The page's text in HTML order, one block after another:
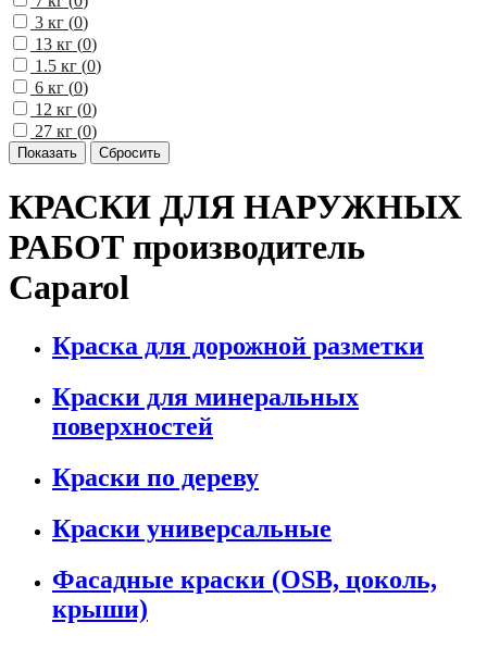
3 кг (0)
13 кг (0)
1.5 кг (0)
6 кг (0)
12 кг (0)
27 кг (0)
КРАСКИ ДЛЯ НАРУЖНЫХ
РАБОТ производитель
Caparol
Краска для дорожной разметки
Краски для минеральных
поверхностей
Краски по дереву
Краски универсальные
Фасадные краски (OSB, цоколь,
крыши)